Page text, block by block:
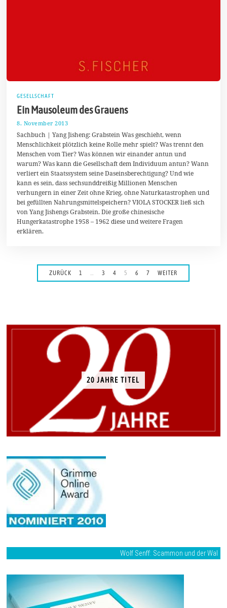
GESELLSCHAFT
Ein Mausoleum des Grauens
8. November 2013
1
.
D
e
z
m
b
e
r
2
0
1
Sachbuch | Yang Jisheng: Grabstein Was geschieht, wenn
Menschlichkeit plötzlich keine Rolle mehr spielt? Was trennt den
Menschen vom Tier? Was können wir einander antun und
warum? Was kann die Gesellschaft dem Individuum antun? Wann
verliert ein Staatssystem seine Daseinsberechtigung? Und wie
kann es sein, dass sechsunddreißig Millionen Menschen
verhungern in einer Zeit ohne Krieg, ohne Naturkatastrophen und
bei gefüllten Nahrungsmittelspeichern? VIOLA STOCKER ließ sich
von Yang Jishengs Grabstein. Die große chinesische
Hungerkatastrophe 1958 – 1962 diese und weitere Fragen
erklären.
ZURÜCK 1 … 3 4 5 6 7 WEITER
20 JAHRE TITEL
Wolf Senff: Scammon und der Wal